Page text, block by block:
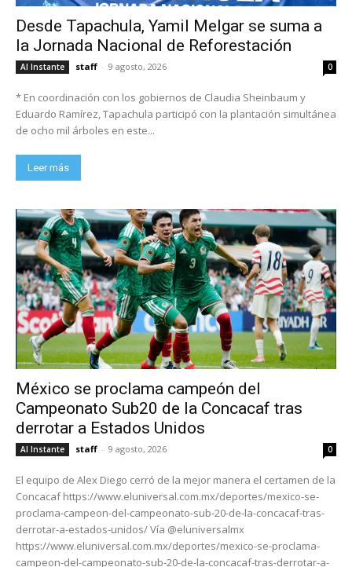
Desde Tapachula, Yamil Melgar se suma a
la Jornada Nacional de Reforestación
Al Instante staff - 9 agosto, 2026 0
* En coordinación con los gobiernos de Claudia Sheinbaum y
Eduardo Ramírez, Tapachula participó con la plantación simultánea
de ocho mil árboles en este...
Leer más
México se proclama campeón del
Campeonato Sub20 de la Concacaf tras
derrotar a Estados Unidos
Al Instante staff - 9 agosto, 2026 0
El equipo de Alex Diego cerró de la mejor manera el certamen de la
Concacaf https://www.eluniversal.com.mx/deportes/mexico-se-
proclama-campeon-del-campeonato-sub-20-de-la-concacaf-tras-
derrotar-a-estados-unidos/ Vía @eluniversalmx
https://www.eluniversal.com.mx/deportes/mexico-se-proclama-
campeon-del-campeonato-sub-20-de-la-concacaf-tras-derrotar-a-